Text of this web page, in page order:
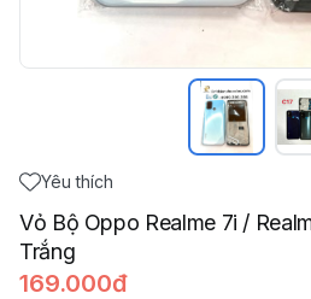
Yêu thích
Vỏ Bộ Oppo Realme 7i /
Trắng
169.000đ